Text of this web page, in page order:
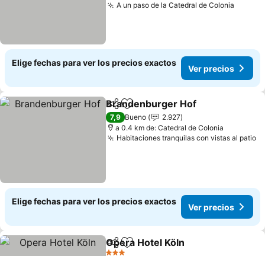
A un paso de la Catedral de Colonia
Elige fechas para ver los precios exactos
Ver precios
CompartirAgregar a favoritos
Brandenburger Hof
7,9 Bueno
2.927
a 0.4 km de: Catedral de Colonia
Habitaciones tranquilas con vistas al patio
Elige fechas para ver los precios exactos
Ver precios
CompartirAgregar a favoritos
Opera Hotel Köln